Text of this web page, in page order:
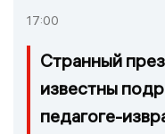
17:00
Странный
известны
педагоге-